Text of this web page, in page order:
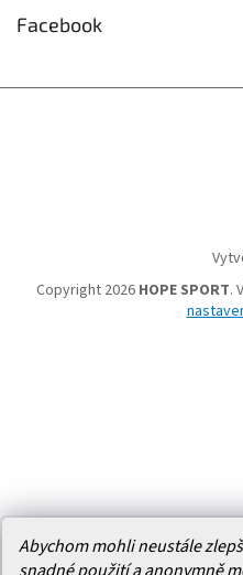
Abychom mohli neustále
Facebook
Copyright 2026 HOPE SPORT.